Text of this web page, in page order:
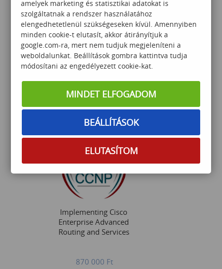
379 000Ft
Implementing Cisco
Enterprise Advanced
Routing and Services
870 000 Ft
amelyek marketing és statisztikai adatokat is
szolgáltatnak a rendszer használatához
elengedhetetlenül szükségeseken kívül. Amennyiben
minden cookie-t elutasít, akkor átirányítjuk a
google.com-ra, mert nem tudjuk megjeleníteni a
weboldalunkat. Beállítások gombra kattintva tudja
módosítani az engedélyezett cookie-kat.
MINDET ELFOGADOM
BEÁLLÍTÁSOK
ELUTASÍTOM